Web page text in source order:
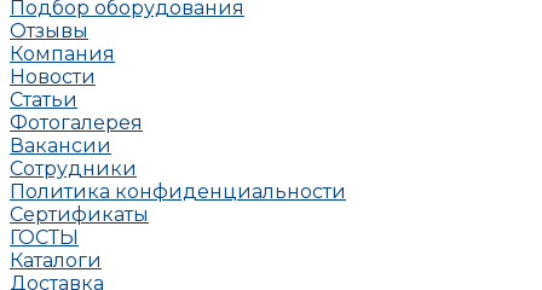
Подбор оборудования
Отзывы
Компания
Новости
Статьи
Фотогалерея
Вакансии
Сотрудники
Политика конфиденциальности
Сертификаты
ГОСТЫ
Каталоги
Доставка